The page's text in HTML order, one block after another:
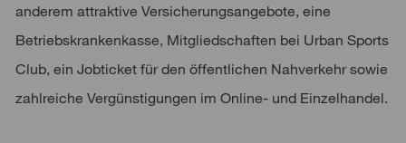
anderem attraktive Versicherungsangebote, eine
Betriebskrankenkasse, Mitgliedschaften bei Urban Sports
Club, ein Jobticket für den öffentlichen Nahverkehr sowie
zahlreiche Vergünstigungen im Online- und Einzelhandel.